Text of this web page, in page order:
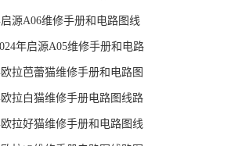
车资源下载
启源A06维修手册和电路图线
源下载
年启源A05维修手册和电路
车资源下载
欧拉芭蕾猫维修手册和电路图
资源下载
欧拉白猫维修手册电路图线路
下载
欧拉好猫维修手册和电路图线